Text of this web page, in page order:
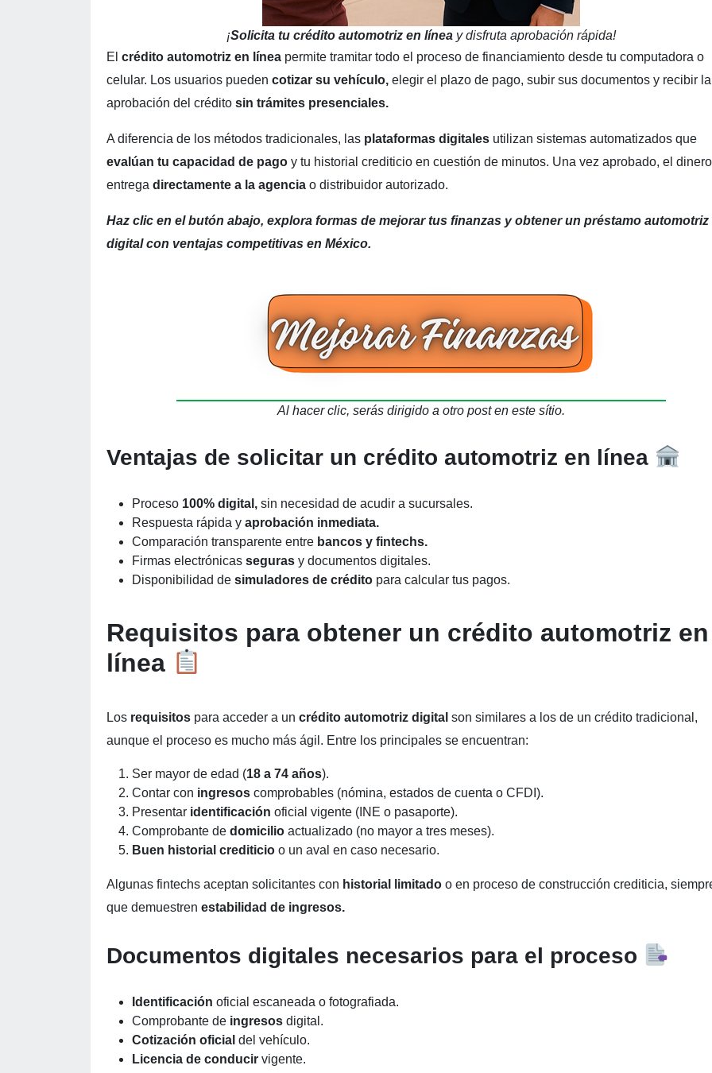
¡Solicita tu crédito automotriz en líneay disfruta aprobación rápida!
El crédito automotriz en línea permite tramitar todo el proceso de financiamiento desde tu computadora o
celular. Los usuarios pueden cotizar su vehículo, elegir el plazo de pago, subir sus documentos y recibir la
aprobación del crédito sin trámites presenciales.
A diferencia de los métodos tradicionales, las plataformas digitales utilizan sistemas automatizados que
evalúan tu capacidad de pago y tu historial crediticio en cuestión de minutos. Una vez aprobado, el
entrega directamente a la agencia o distribuidor autorizado.
Haz clic en el butón abajo, explora formas de mejorar tus finanzas y obtener un préstamo automotriz
digital con ventajas competitivas en México.
Al hacer clic, serás dirigido a otro post en este sítio.
Ventajas de solicitar un crédito automotriz en línea
Proceso 100% digital, sin necesidad de acudir a sucursales.
Respuesta rápida y aprobación inmediata.
Comparación transparente entre bancos y fintechs.
Firmas electrónicas seguras y documentos digitales.
Disponibilidad de simuladores de crédito para calcular tus pagos.
Requisitos para obtener un crédito automotriz en
línea
Los requisitos para acceder a un crédito automotriz digital son similares a los de un crédito tradicional,
aunque el proceso es mucho más ágil. Entre los principales se encuentran:
Ser mayor de edad (18 a 74 años).
Contar con ingresos comprobables (nómina, estados de cuenta o CFDI).
Presentar identificación oficial vigente (INE o pasaporte).
Comprobante de domicilio actualizado (no mayor a tres meses).
Buen historial crediticio o un aval en caso necesario.
Algunas fintechs aceptan solicitantes con historial limitado o en proceso de construcción crediticia,
que demuestren estabilidad de ingresos.
Documentos digitales necesarios para el proceso
Identificación oficial escaneada o fotografiada.
Comprobante de ingresos digital.
Cotización oficial del vehículo.
Licencia de conducir vigente.